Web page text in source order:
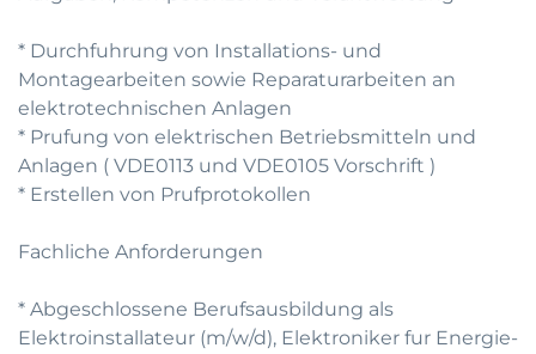
* Durchfuhrung von Installations- und
Montagearbeiten sowie Reparaturarbeiten an
elektrotechnischen Anlagen
* Prufung von elektrischen Betriebsmitteln und
Anlagen ( VDE0113 und VDE0105 Vorschrift )
* Erstellen von Prufprotokollen
Fachliche Anforderungen
* Abgeschlossene Berufsausbildung als
Elektroinstallateur (m/w/d), Elektroniker fur Energie-